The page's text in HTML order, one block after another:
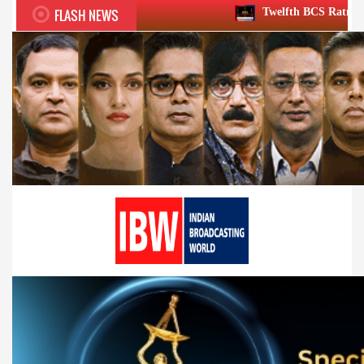
FLASH NEWS Twelfth BCS Ratna Award boasts